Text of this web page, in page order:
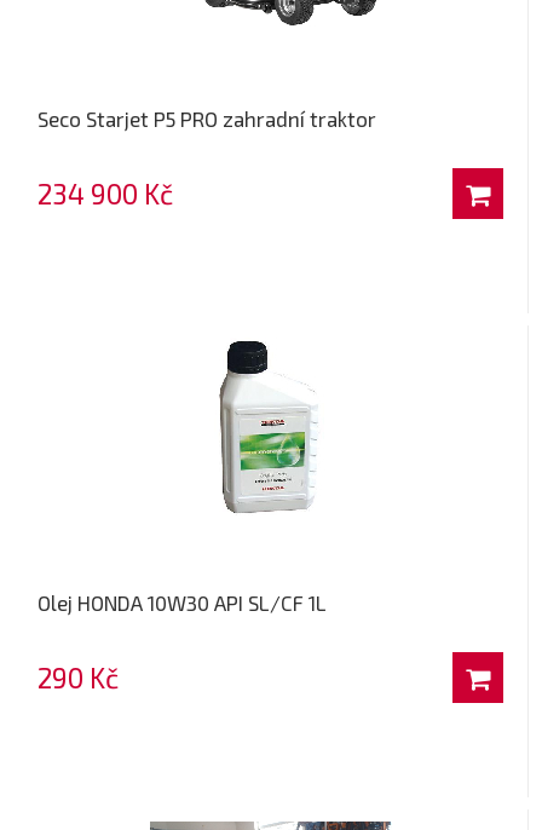
Seco Starjet P5 PRO zahradní traktor
234 900 Kč
Olej HONDA 10W30 API SL/CF 1L
290 Kč